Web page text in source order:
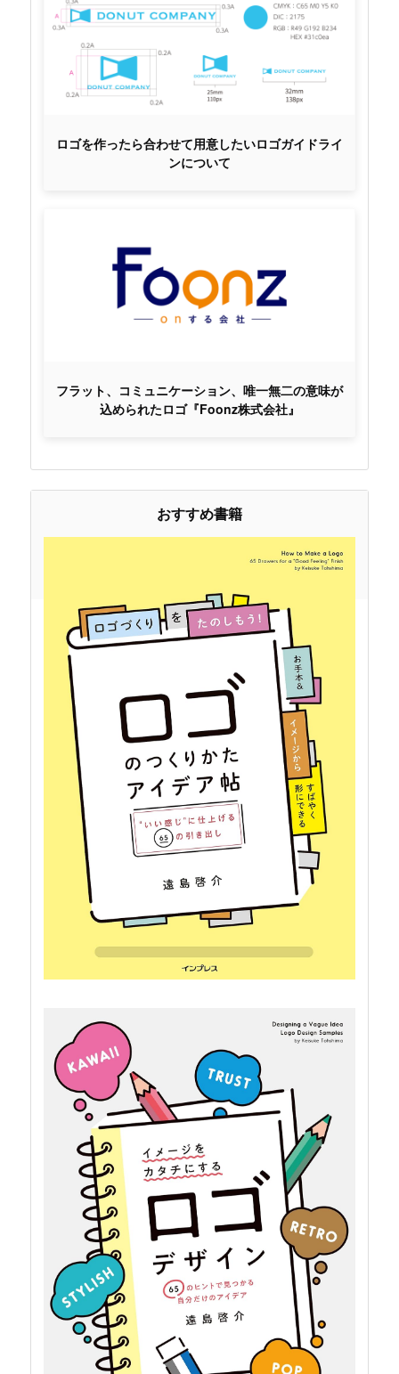
ロゴを作ったら合わせて用意したいロゴガイドライ
ンについて
フラット、コミュニケーション、唯一無二の意味が
込められたロゴ『Foonz株式会社』
おすすめ書籍